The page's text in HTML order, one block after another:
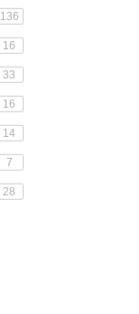
136
16
33
16
14
7
28